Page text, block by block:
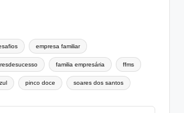
empresa familiar
familia empresária ffms
pinco doce soares dos santos